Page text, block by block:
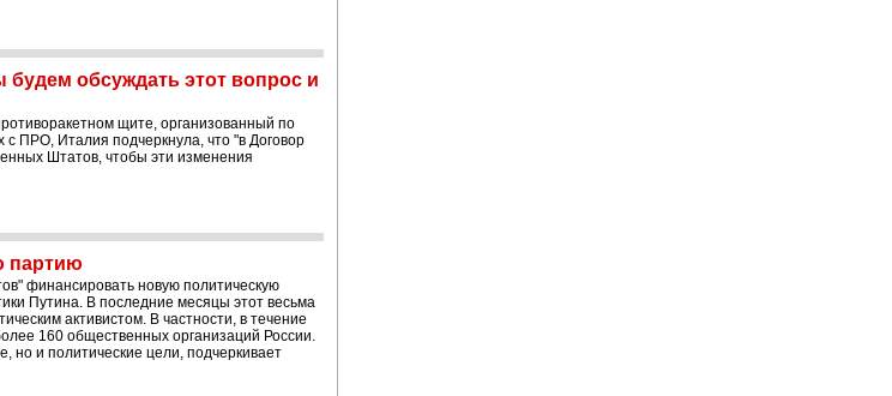
обсуждать этот вопрос и
щите, организованный по
ПРО, Италия подчеркнула, что "в Договор
Штатов, чтобы эти изменения
партию
финансировать новую политическую
Путина. В последние месяцы этот весьма
активистом. В частности, в течение
160 общественных организаций России.
но и политические цели, подчеркивает